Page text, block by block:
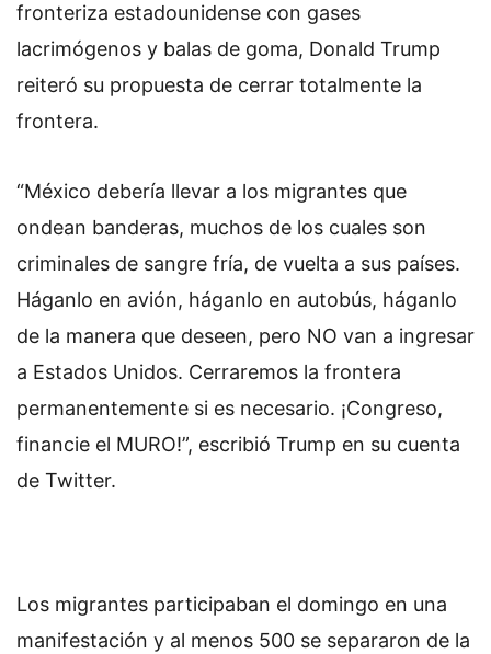
fronteriza estadounidense con gases
lacrimógenos y balas de goma, Donald Trump
reiteró su propuesta de cerrar totalmente la
frontera.
“México debería llevar a los migrantes que
ondean banderas, muchos de los cuales son
criminales de sangre fría, de vuelta a sus países.
Háganlo en avión, háganlo en autobús, háganlo
de la manera que deseen, pero NO van a ingresar
a Estados Unidos. Cerraremos la frontera
permanentemente si es necesario. ¡Congreso,
financie el MURO!”, escribió Trump en su cuenta
de Twitter.
Los migrantes participaban el domingo en una
manifestación y al menos 500 se separaron de la